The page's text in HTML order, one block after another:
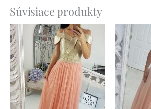
Súvisiace produkty